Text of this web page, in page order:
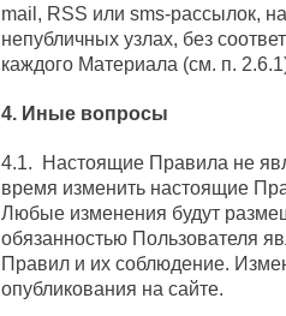
mail, RSS или sms-рассылок,
непубличных узлах, без
каждого Материала (см. п.
4. Иные вопросы
4.1. Настоящие Правила не
время изменить настоящие
Любые изменения будут
обязанностью Пользователя
Правил и их соблюдение.
опубликования на сайте.